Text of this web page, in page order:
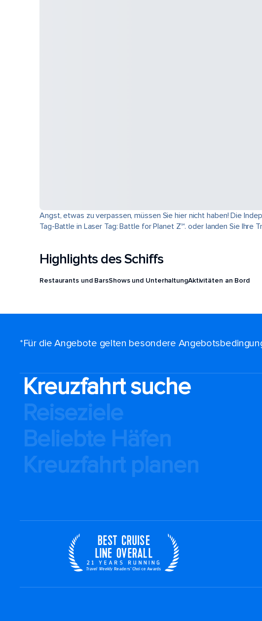
Angst, etwas zu verpassen, müssen Sie hier nicht haben! Die
Tag-Battle in Laser Tag: Battle for Planet Z℠. oder landen Sie Ihre
Highlights des Schiffs
Restaurants und BarsShows und UnterhaltungAktivitäten an Bord
*Für die Angebote gelten besondere
Kreuzfahrt suche
Reiseziele
Beliebte Häfen
Kreuzfahrt planen